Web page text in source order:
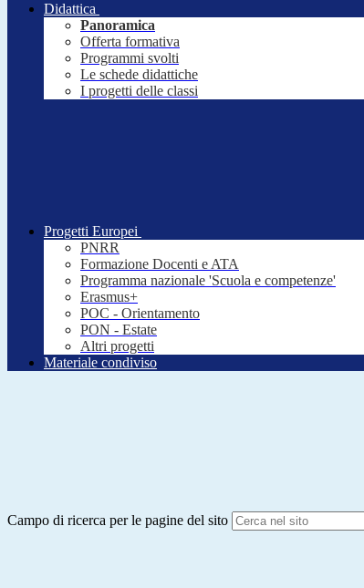
Didattica
Panoramica
Offerta formativa
Programmi svolti
Le schede didattiche
I progetti delle classi
Progetti Europei
PNRR
Formazione Docenti e ATA
Programma nazionale 'Scuola e competenze'
Erasmus+
POC - Orientamento
PON - Estate
Altri progetti
Materiale condiviso
Campo di ricerca per le pagine del sito